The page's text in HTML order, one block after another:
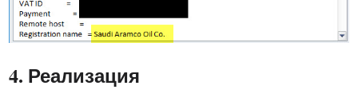
4. Реализация